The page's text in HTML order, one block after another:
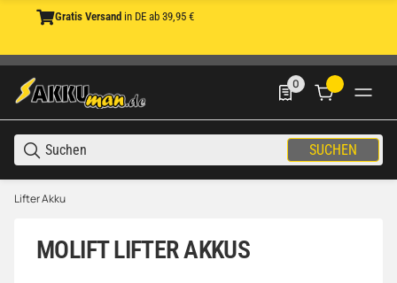
Gratis Versand in DE ab 39,95 €
SUCHEN
0
0 Produkte in der
Lifter Akku
MOLIFT LIFTER AKKUS